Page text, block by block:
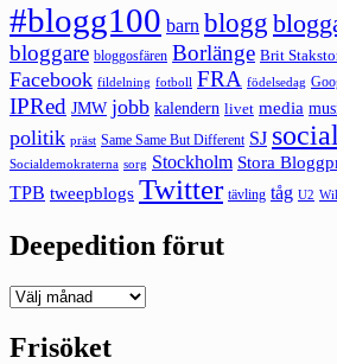
#blogg100 barn blogg
bloggare bloggosfären Borlänge Brit
Facebook fildelning fotboll FRA födelsedag
IPRed JMW jobb kalendern livet media
politik präst Same Same But Different SJ
Socialdemokraterna sorg Stockholm Stora
TPB tweepblogs Twitter tävling tåg U2
Deepedition förut
Deepedition
Frisöket